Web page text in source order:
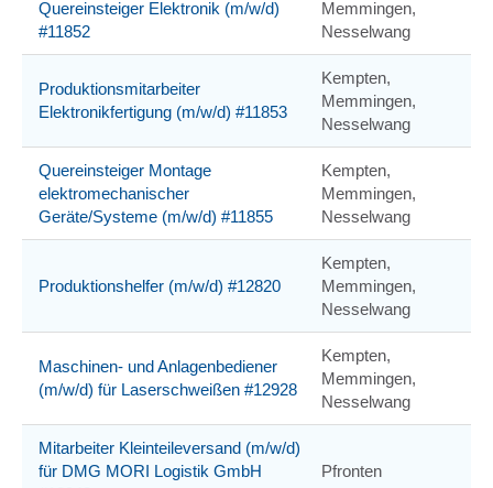
Quereinsteiger Elektronik (m/w/d)
#11852
Memmingen,
Nesselwang
Produktionsmitarbeiter
Elektronikfertigung (m/w/d) #11853
Kempten,
Memmingen,
Nesselwang
Quereinsteiger Montage
elektromechanischer
Geräte/Systeme (m/w/d) #11855
Kempten,
Memmingen,
Nesselwang
Produktionshelfer (m/w/d) #12820
Kempten,
Memmingen,
Nesselwang
Maschinen- und Anlagenbediener
(m/w/d) für Laserschweißen #12928
Kempten,
Memmingen,
Nesselwang
Mitarbeiter Kleinteileversand (m/w/d)
für DMG MORI Logistik GmbH
Pfronten